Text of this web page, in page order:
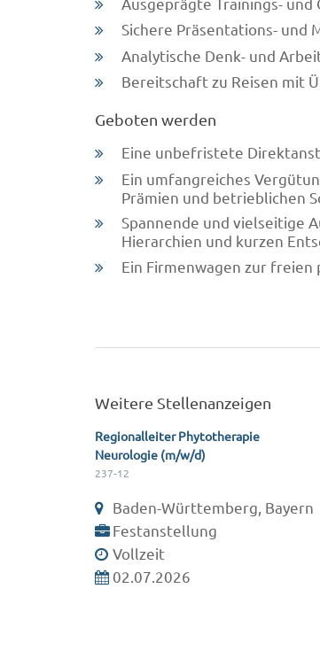
Sichere Präsentations- und
Analytische Denk- und
Bereitschaft zu Reisen mit
Geboten werden
Eine unbefristete
Ein umfangreiches
Prämien und betrieblichen
Spannende und vielseitige
Hierarchien und kurzen
Ein Firmenwagen zur freien
Weitere Stellenanzeigen
Regionalleiter Phytotherapie
Neurologie (m/w/d)
237-12
Baden-Württemberg, Bayern
Festanstellung
Vollzeit
02.07.2026